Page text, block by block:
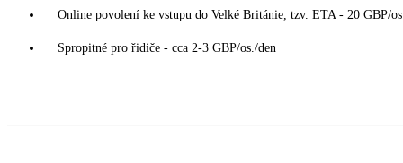
Online povolení ke vstupu do Velké Británie, tzv. ETA - 20 GBP/
Spropitné pro řidiče - cca 2-3 GBP/os./den